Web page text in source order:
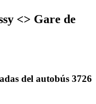
<> Gare de
del autobús 3726